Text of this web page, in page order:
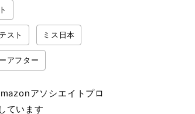
スト ミス日本
アフター
アソシエイトプロ
ています